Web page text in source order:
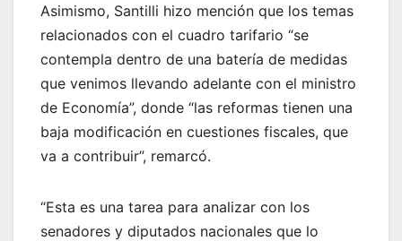
Asimismo, Santilli hizo mención que los temas
relacionados con el cuadro tarifario “se
contempla dentro de una batería de medidas
que venimos llevando adelante con el ministro
de Economía”, donde “las reformas tienen una
baja modificación en cuestiones fiscales, que
va a contribuir”, remarcó.
“Esta es una tarea para analizar con los
senadores y diputados nacionales que lo